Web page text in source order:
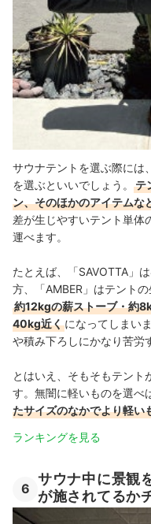
サウナテントを選ぶ際には
を選ぶといいでしょう。
テ
ン、そのほかのアイテムな
差が生じやすいテント単体
運べます。
たとえば、「SAVOTTA」
方、「AMBER」はテント
約12kgの薪ストーブ・約
40kg近くになってしまい
や積み下ろしにかなり苦労
とはいえ、そもそもテント
す。無闇に軽いものを選べ
たサイズのなかでより軽い
ランキングを見る
6
サウナ中に景観
が施されてるか